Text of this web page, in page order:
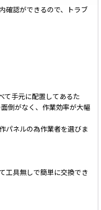
確認ができるので、トラブ
て手元に配置してあるた
倒がなく、作業効率が大幅
パネルの為作業者を選びま
工具無しで簡単に交換でき